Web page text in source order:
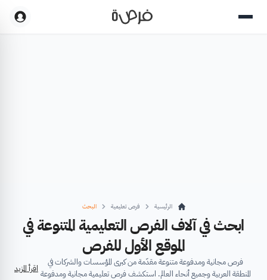
الرئيسية فرص تعليمية البحث
ابحث في آلاف الفرص التعليمية المتنوعة في
الموقع الأول للفرص
فرص مجانية ومدفوعة متنوعة مقدّمة من كبرى المؤسسات والشركات في
المنطقة العربية وجميع أنحاء العالم. استكشف فرص تعليمية مجانية ومدفوعة اقرأ المزيد